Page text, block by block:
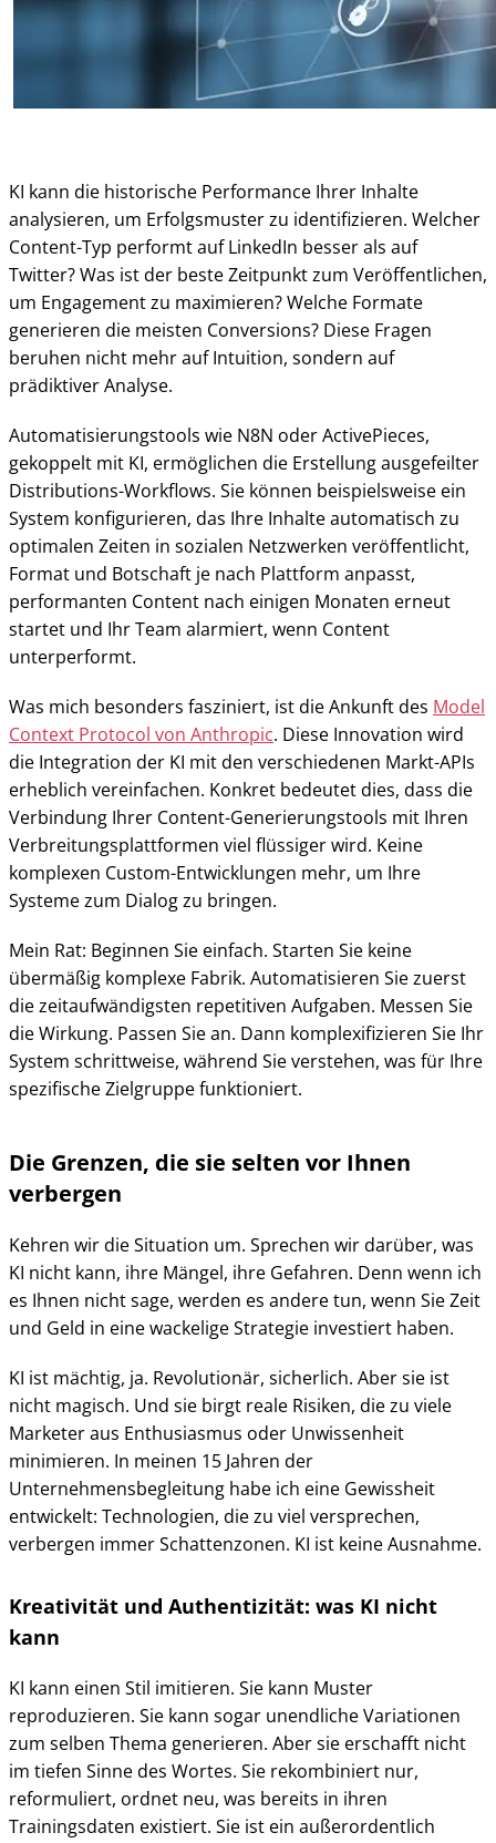
KI kann die historische Performance Ihrer Inhalte
analysieren, um Erfolgsmuster zu identifizieren. Welcher
Content-Typ performt auf LinkedIn besser als auf
Twitter? Was ist der beste Zeitpunkt zum Veröffentlichen,
um Engagement zu maximieren? Welche Formate
generieren die meisten Conversions? Diese Fragen
beruhen nicht mehr auf Intuition, sondern auf
prädiktiver Analyse.
Automatisierungstools wie N8N oder ActivePieces,
gekoppelt mit KI, ermöglichen die Erstellung ausgefeilter
Distributions-Workflows. Sie können beispielsweise ein
System konfigurieren, das Ihre Inhalte automatisch zu
optimalen Zeiten in sozialen Netzwerken veröffentlicht,
Format und Botschaft je nach Plattform anpasst,
performanten Content nach einigen Monaten erneut
startet und Ihr Team alarmiert, wenn Content
unterperformt.
Was mich besonders fasziniert, ist die Ankunft des Model
Context Protocol von Anthropic. Diese Innovation wird
die Integration der KI mit den verschiedenen Markt-APIs
erheblich vereinfachen. Konkret bedeutet dies, dass die
Verbindung Ihrer Content-Generierungstools mit Ihren
Verbreitungsplattformen viel flüssiger wird. Keine
komplexen Custom-Entwicklungen mehr, um Ihre
Systeme zum Dialog zu bringen.
Mein Rat: Beginnen Sie einfach. Starten Sie keine
übermäßig komplexe Fabrik. Automatisieren Sie zuerst
die zeitaufwändigsten repetitiven Aufgaben. Messen Sie
die Wirkung. Passen Sie an. Dann komplexifizieren Sie Ihr
System schrittweise, während Sie verstehen, was für Ihre
spezifische Zielgruppe funktioniert.
Die Grenzen, die sie selten vor Ihnen
verbergen
Kehren wir die Situation um. Sprechen wir darüber, was
KI nicht kann, ihre Mängel, ihre Gefahren. Denn wenn ich
es Ihnen nicht sage, werden es andere tun, wenn Sie Zeit
und Geld in eine wackelige Strategie investiert haben.
KI ist mächtig, ja. Revolutionär, sicherlich. Aber sie ist
nicht magisch. Und sie birgt reale Risiken, die zu viele
Marketer aus Enthusiasmus oder Unwissenheit
minimieren. In meinen 15 Jahren der
Unternehmensbegleitung habe ich eine Gewissheit
entwickelt: Technologien, die zu viel versprechen,
verbergen immer Schattenzonen. KI ist keine Ausnahme.
Kreativität und Authentizität: was KI nicht
kann
KI kann einen Stil imitieren. Sie kann Muster
reproduzieren. Sie kann sogar unendliche Variationen
zum selben Thema generieren. Aber sie erschafft nicht
im tiefen Sinne des Wortes. Sie rekombiniert nur,
reformuliert, ordnet neu, was bereits in ihren
Trainingsdaten existiert. Sie ist ein außerordentlich